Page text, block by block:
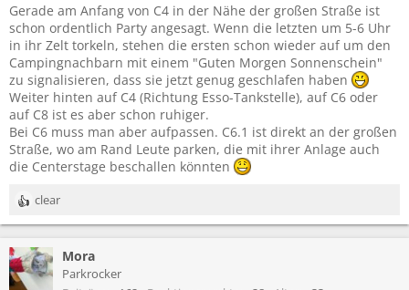
Gerade am Anfang von C4 in der Nähe der großen Straße ist
schon ordentlich Party angesagt. Wenn die letzten um 5-6 Uhr
in ihr Zelt torkeln, stehen die ersten schon wieder auf um den
Campingnachbarn mit einem "Guten Morgen Sonnenschein"
zu signalisieren, dass sie jetzt genug geschlafen haben
Weiter hinten auf C4 (Richtung Esso-Tankstelle), auf C6 oder
auf C8 ist es aber schon ruhiger.
Bei C6 muss man aber aufpassen. C6.1 ist direkt an der großen
Straße, wo am Rand Leute parken, die mit ihrer Anlage auch
die Centerstage beschallen könnten
R
e
k
t
clear
Mora
Parkrocker